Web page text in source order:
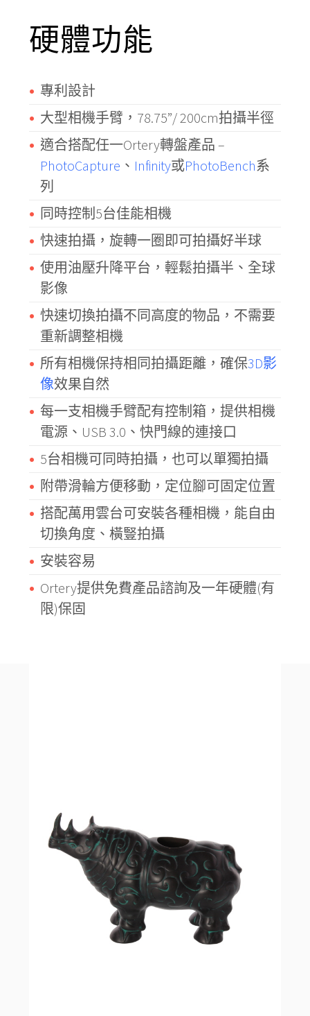
硬體功能
專利設計
大型相機手臂，78.75”/ 200cm拍攝半徑
適合搭配任一Ortery轉盤產品 –
PhotoCapture 、 Infinity或PhotoBench系
列
同時控制5台佳能相機
快速拍攝，旋轉一圈即可拍攝好半球
使用油壓升降平台，輕鬆拍攝半、全球
影像
快速切換拍攝不同高度的物品，不需要
重新調整相機
所有相機保持相同拍攝距離，確保3D影
像效果自然
每一支相機手臂配有控制箱，提供相機
電源、USB 3.0、快門線的連接口
5台相機可同時拍攝，也可以單獨拍攝
附帶滑輪方便移動，定位腳可固定位置
搭配萬用雲台可安裝各種相機，能自由
切換角度、橫豎拍攝
安裝容易
Ortery提供免費產品諮詢及一年硬體(有
限)保固